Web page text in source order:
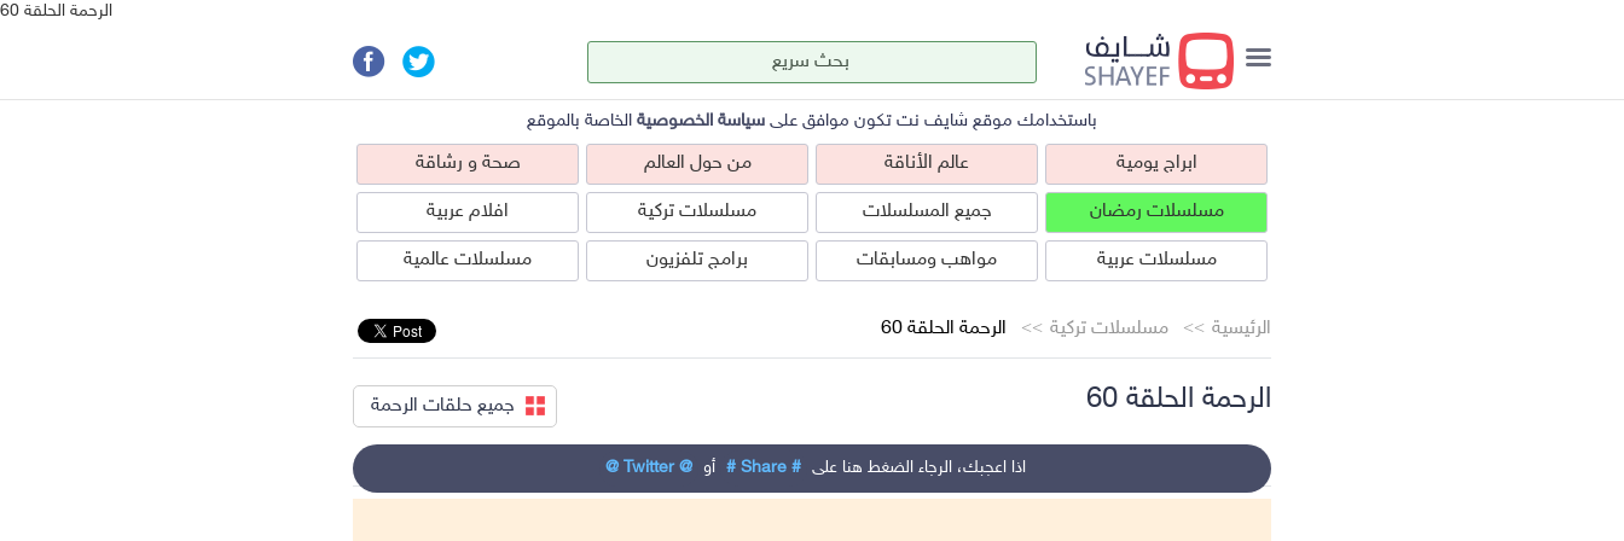
الرحمة الحلقة 60
ابراج يومية صحة و رشاقة
باستخدامك موقع شايف نت تكون موافق على سياسة الخصوصية الخاصة بالموقع
ابراج يومية عالم الأناقة من حول العالم صحة و رشاقة
مسلسلات رمضان جميع المسلسلات مسلسلات تركية افلام عربية
مسلسلات عربية مواهب ومسابقات برامج تلفزيون مسلسلات عالمية
الرئيسية مسلسلات تركية الرحمة الحلقة 60
جميع حلقات الرحمة الرحمة الحلقة 60
اذا اعجبك، الرجاء الضغط هنا على # Share # أو @ Twitter @